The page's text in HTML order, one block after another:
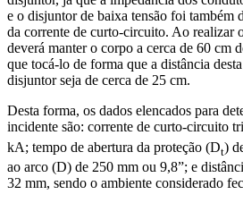
e o disjuntor de baixa tensão foi também
da corrente de curto-circuito. Ao realizar
deverá manter o corpo a cerca de 60 cm
que tocá-lo de forma que a distância
disjuntor seja de cerca de 25 cm.
Desta forma, os dados elencados para
incidente são: corrente de curto-circuito
kA; tempo de abertura da proteção (Dt)
ao arco (D) de 250 mm ou 9,8”; e
32 mm, sendo o ambiente considerado